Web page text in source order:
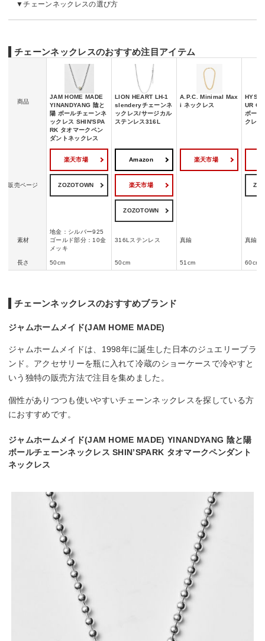
チェーンネックレスの選び方
チェーンネックレスのおすすめ注目アイテム
商品
JAM HOME MADE
YINANDYANG 陰と
陽 ボールチェーンネ
ックレス SHIN'SPA
RK タオマークペン
ダントネックレス
LION HEART LH-1
slenderyチェーンネ
ックレス/サージカル
ステンレス316L
A.P.C. Minimal Max
i ネックレス
UR
ボール
クレス
販売ページ
楽天市場
ZOZOTOWN
Amazon
楽天市場
ZOZOTOWN
楽天市場
素材
地金：シルバー925
ゴールド部分：10金
メッキ
316Lステンレス 真鍮 真鍮
長さ 50cm 50cm 51cm 60cm
チェーンネックレスのおすすめブランド
ジャムホームメイド(JAM HOME MADE)
ジャムホームメイドは、1998年に誕生した日本のジュエリーブラ
ンド。アクセサリーを瓶に入れて冷蔵のショーケースで冷やすと
いう独特の販売方法で注目を集めました。
個性がありつつも使いやすいチェーンネックレスを探している方
におすすめです。
ジャムホームメイド(JAM HOME MADE) YINANDYANG 陰と陽
ボールチェーンネックレス SHIN’SPARK タオマークペンダント
ネックレス